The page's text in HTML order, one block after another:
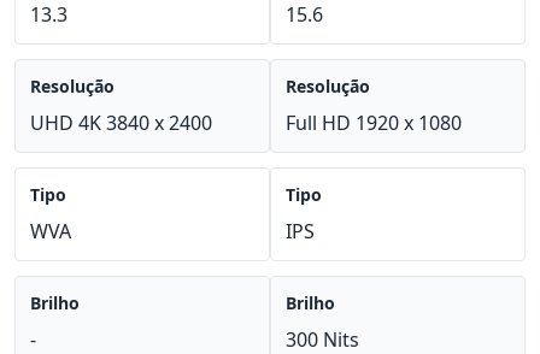
13.3
Resolução
UHD 4K 3840 x 2400
Tipo
WVA
Brilho
-
15.6
Resolução
Full HD 1920 x 1080
Tipo
IPS
Brilho
300 Nits